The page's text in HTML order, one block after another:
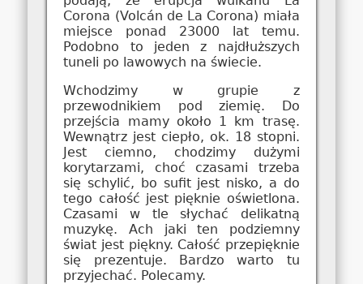
Corona (Volcán de La Corona) miała
miejsce ponad 23000 lat temu.
Podobno to jeden z najdłuższych
tuneli po lawowych na świecie.
Wchodzimy w grupie z
przewodnikiem pod ziemię. Do
przejścia mamy około 1 km trasę.
Wewnątrz jest ciepło, ok. 18 stopni.
Jest ciemno, chodzimy dużymi
korytarzami, choć czasami trzeba
się schylić, bo sufit jest nisko, a do
tego całość jest pięknie oświetlona.
Czasami w tle słychać delikatną
muzykę. Ach jaki ten podziemny
świat jest piękny. Całość przepięknie
się prezentuje. Bardzo warto tu
przyjechać. Polecamy.